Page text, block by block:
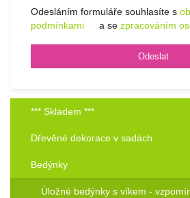
Odesláním formuláře souhlasíte s
podmínkami
a se zpracováním
*** Skladem ***
Dřevěné dekorace v sadách
Bedýnky
Úložné bedýnky s víkem -